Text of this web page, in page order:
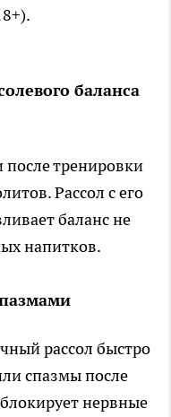
баланса
тренировки
Рассол с его
баланс не
напитков.
рассол быстро
спазмы после
нервные